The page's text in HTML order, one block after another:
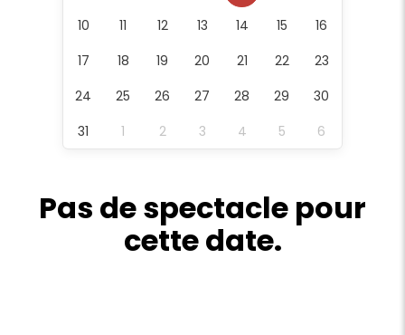
10
11 12 13 14 15
16
17
18 19 20 21 22
23
24
25 26 27 28 29
30
31
1 2 3 4 5 6
Pas de spectacle pour
cette date.